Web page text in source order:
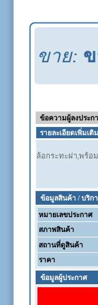
ขาย:
ข้อความผู้ลงประก
รายละเอียดเพิ่มเติม
ล้อกระทะผ่า,พร้อ
ข้อมูลสินค้า / บริก
หมายเลขประกาศ
สภาพสินค้า
สถานที่ดูสินค้า
ราคา
ข้อมูลผู้ประกาศ